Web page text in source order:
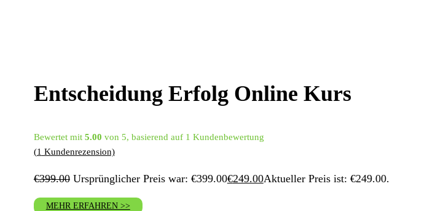
Entscheidung Erfolg Online Kurs
Bewertet mit 5.00 von 5, basierend auf 1 Kundenbewertung
(1 Kundenrezension)
€399.00 Ursprünglicher Preis war: €399.00€249.00Aktueller Preis ist: €249.00.
MEHR ERFAHREN >>